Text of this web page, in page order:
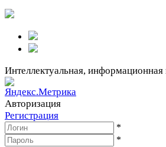
Интеллектуальная,
Авторизация
Регистрация
*
*